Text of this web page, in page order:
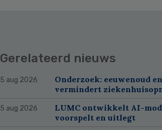
Gerelateerd nieuws
5 aug 2026
Onderzoek: eeuwenoud
vermindert
5 aug 2026
LUMC ontwikkelt AI-
voorspelt en uitlegt